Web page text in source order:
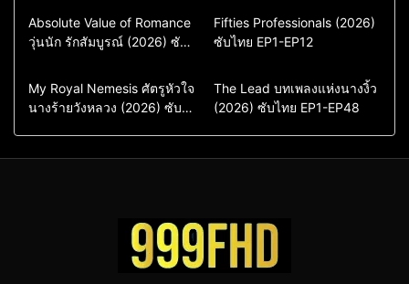
Comedy
Drama
ซีรี่ย์เกาหลี
ซีรี่ย์เกาหลีพากย์ไทย
Absolute Value of Romance
วุ่นนัก รักสัมบูรณ์ (2026) ซับ
Action & Adventure
Comedy
Drama
ซีรี่ย์เกาหลีซับไทย
Fifties Professionals (2026)
ซับไทย EP1-EP12
Comedy
Drama
Sci-Fi & Fantasy
My Royal Nemesis ศัตรูหัวใจ
นางร้ายวังหลวง (2026) ซับ
Drama
ซีรี่ย์จีน
ซีรี่ย์จีนซับไทย
The Lead บทเพลงแห่งนางงิ้ว
(2026) ซับไทย EP1-EP48